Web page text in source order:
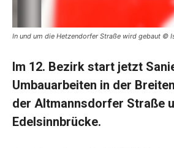
In und um die Hetzendorfer Straße wird gebaut ©
Im 12. Bezirk start jetzt
Umbauarbeiten in der
der Altmannsdorfer Straße
Edelsinnbrücke.